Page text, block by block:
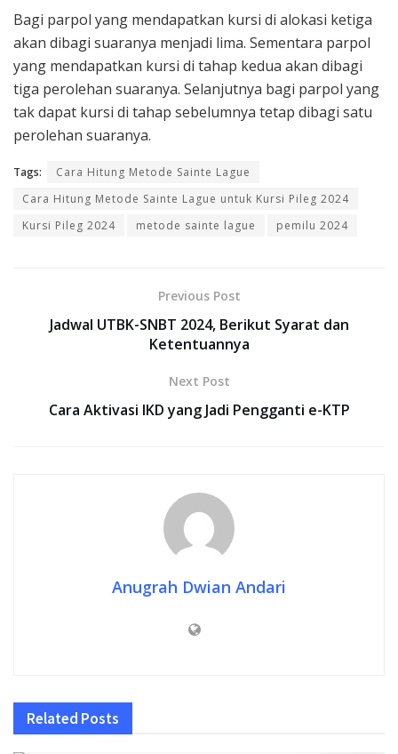
Bagi parpol yang mendapatkan kursi di alokasi ketiga
akan dibagi suaranya menjadi lima. Sementara parpol
yang mendapatkan kursi di tahap kedua akan dibagi
tiga perolehan suaranya. Selanjutnya bagi parpol yang
tak dapat kursi di tahap sebelumnya tetap dibagi satu
perolehan suaranya.
Tags:
Cara Hitung Metode Sainte Lague
Cara Hitung Metode Sainte Lague untuk Kursi Pileg 2024
Kursi Pileg 2024
metode sainte lague pemilu 2024
Previous Post
Jadwal UTBK-SNBT 2024, Berikut Syarat dan
Ketentuannya
Next Post
Cara Aktivasi IKD yang Jadi Pengganti e-KTP
Anugrah Dwian Andari
Related Posts